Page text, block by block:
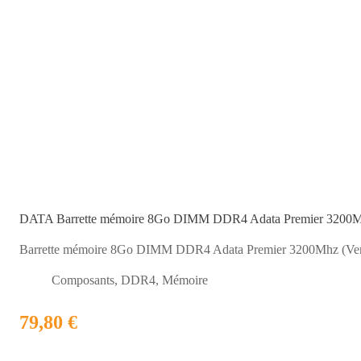
DATA Barrette mémoire 8Go DIMM DDR4 Adata Premier
Barrette mémoire 8Go DIMM DDR4 Adata Premier 3200Mhz
Composants, DDR4, Mémoire
79,80 €